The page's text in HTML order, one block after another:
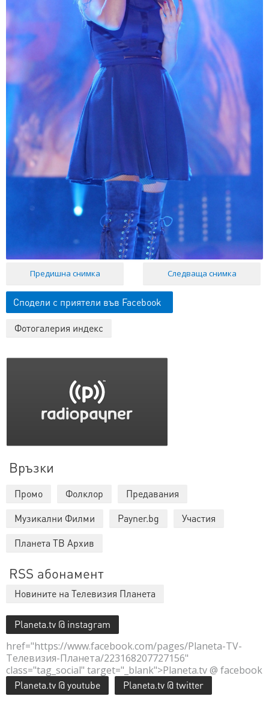
Предишна снимка Следваща снимка
Сподели с приятели във Facebook
Фотогалерия индекс
Връзки
Промо Фолклор
Предавания
Музикални Филми
Payner.bg
Участия
Планета ТВ Архив
RSS абонамент
Новините на Телевизия Планета
Planeta.tv @ instagram
href="https://www.facebook.com/pages/Planeta-TV-
Телевизия-Планета/223168207727156"
class="tag_social" target="_blank">Planeta.tv @ facebook
Planeta.tv @ youtube Planeta.tv @ twitter